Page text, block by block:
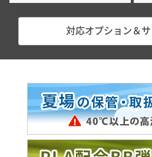
対応オプション＆